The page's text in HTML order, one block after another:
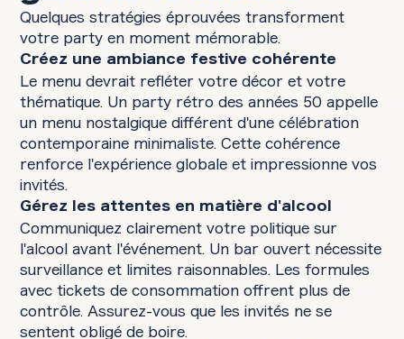
Quelques stratégies éprouvées transforment
votre party en moment mémorable.
Créez une ambiance festive cohérente
Le menu devrait refléter votre décor et votre
thématique. Un party rétro des années 50 appelle
un menu nostalgique différent d'une célébration
contemporaine minimaliste. Cette cohérence
renforce l'expérience globale et impressionne vos
invités.
Gérez les attentes en matière d'alcool
Communiquez clairement votre politique sur
l'alcool avant l'événement. Un bar ouvert nécessite
surveillance et limites raisonnables. Les formules
avec tickets de consommation offrent plus de
contrôle. Assurez-vous que les invités ne se
sentent obligé de boire.